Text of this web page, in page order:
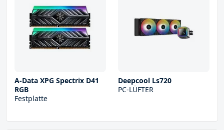
A-Data XPG Spectrix D41
RGB
Festplatte
Deepcool Ls720
PC-LÜFTER